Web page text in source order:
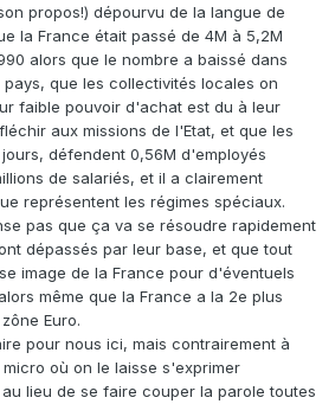
propos!) dépourvu de la langue de
la France était passé de 4M à 5,2M
alors que le nombre a baissé dans
que les collectivités locales on
faible pouvoir d'achat est du à leur
aux missions de l'Etat, et que les
défendent 0,56M d'employés
de salariés, et il a clairement
représentent les régimes spéciaux.
pas que ça va se résoudre rapidement
dépassés par leur base, et que tout
image de la France pour d'éventuels
même que la France a la 2e plus
Euro.
pour nous ici, mais contrairement à
où on le laisse s'exprimer
lieu de se faire couper la parole toutes